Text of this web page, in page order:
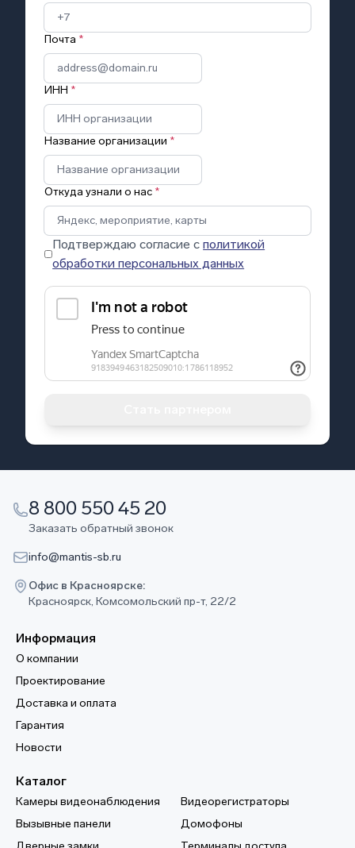
Почта *
ИНН *
Название организации *
Откуда узнали о нас *
Подтверждаю согласие сполитикой
обработки персональных данных
8 800 550 45 20
Заказать обратный звонок
info@mantis-sb.ru
Офис в Красноярске:
Красноярск, Комсомольский пр-т, 22/2
Информация
О компании
Проектирование
Доставка и оплата
Гарантия
Новости
Каталог
Камеры видеонаблюдения
Видеорегистраторы
Вызывные панели
Домофоны